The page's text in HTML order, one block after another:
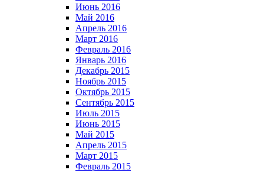
Июнь 2016
Май 2016
Апрель 2016
Март 2016
Февраль 2016
Январь 2016
Декабрь 2015
Ноябрь 2015
Октябрь 2015
Сентябрь 2015
Июль 2015
Июнь 2015
Май 2015
Апрель 2015
Март 2015
Февраль 2015